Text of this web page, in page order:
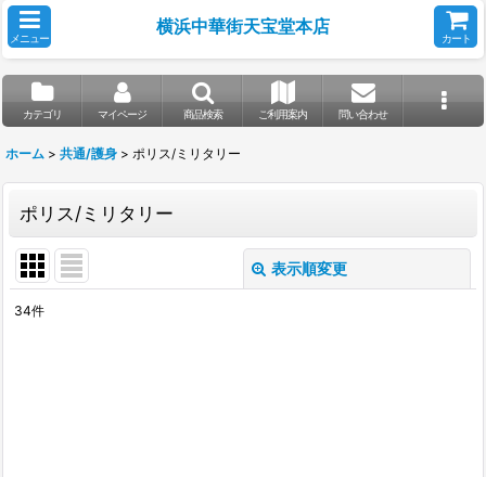
メニュー
横浜中華街天宝堂本店
カート
カテゴリ マイページ 商品検索 ご利用案内 問い合わせ
ホーム > 共通/護身 > ポリス/ミリタリー
ポリス/ミリタリー
表示順変更
34件